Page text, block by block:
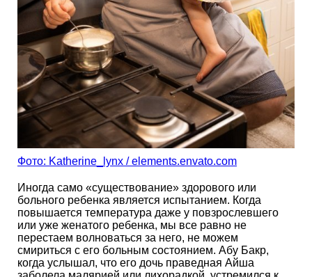
Фото: Katherine_lynx / elements.envato.com
Иногда само «существование» здорового или
больного ребенка является испытанием. Когда
повышается температура даже у повзрослевшего
или уже женатого ребенка, мы все равно не
перестаем волноваться за него, не можем
смириться с его больным состоянием. Абу Бакр,
когда услышал, что его дочь праведная Айша